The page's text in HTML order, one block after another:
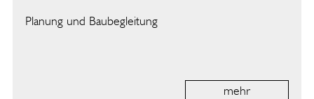
Planung und Baubegleitung
mehr